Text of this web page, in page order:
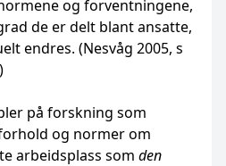
og forvent­ningene,
de er delt blant ansatte,
endres. (Nesvåg 2005, s
på forskning som
og normer om
arbeidsplass som den